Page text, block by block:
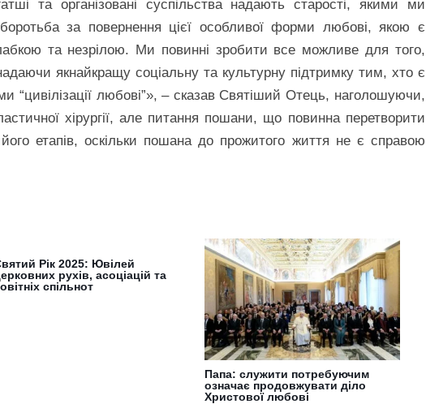
та організовані суспільства надають старості, якими ми
за повернення цієї особливої форми любові, якою є
та незрілою. Ми повинні зробити все можливе для того,
якнайкращу соціальну та культурну підтримку тим, хто є
“цивілізації любові”», – сказав Святіший Отець, наголошуючи,
хірургії, але питання пошани, що повинна перетворити
етапів, оскільки пошана до прожитого життя не є справою
Рік 2025: Ювілей
рухів, асоціацій та
спільнот
Папа: служити потребуючим
означає продовжувати діло
Христової любові